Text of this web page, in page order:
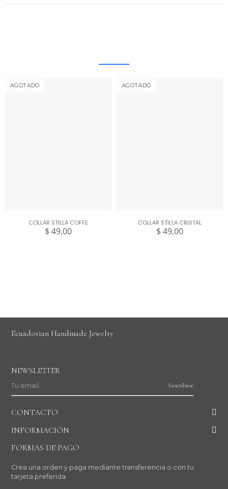
AGOTADO
COLLAR STILLA COFFE
$ 49,00
AGOTADO
COLLAR STILLA CRISTAL
$ 49,00
Ecuadorian Handmade Jewelry
NEWSLETTER
Suscribirse
CONTACTO
INFORMACIÓN
FORMAS DE PAGO
Crea una orden y paga mediante transferencia o con tu
tarjeta preferida.